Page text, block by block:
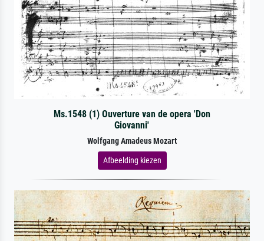
Ms.1548 (1) Ouverture van de opera 'Don
Giovanni'
Wolfgang Amadeus Mozart
Afbeelding kiezen